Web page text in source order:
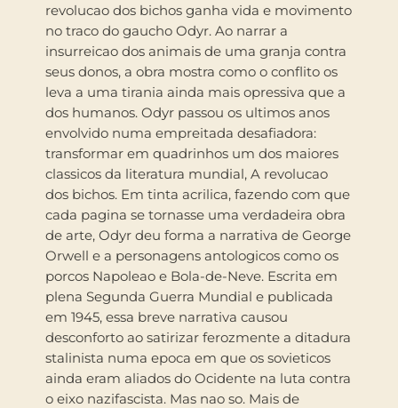
revolucao dos bichos ganha vida e movimento
no traco do gaucho Odyr. Ao narrar a
insurreicao dos animais de uma granja contra
seus donos, a obra mostra como o conflito os
leva a uma tirania ainda mais opressiva que a
dos humanos. Odyr passou os ultimos anos
envolvido numa empreitada desafiadora:
transformar em quadrinhos um dos maiores
classicos da literatura mundial, A revolucao
dos bichos. Em tinta acrilica, fazendo com que
cada pagina se tornasse uma verdadeira obra
de arte, Odyr deu forma a narrativa de George
Orwell e a personagens antologicos como os
porcos Napoleao e Bola-de-Neve. Escrita em
plena Segunda Guerra Mundial e publicada
em 1945, essa breve narrativa causou
desconforto ao satirizar ferozmente a ditadura
stalinista numa epoca em que os sovieticos
ainda eram aliados do Ocidente na luta contra
o eixo nazifascista. Mas nao so. Mais de